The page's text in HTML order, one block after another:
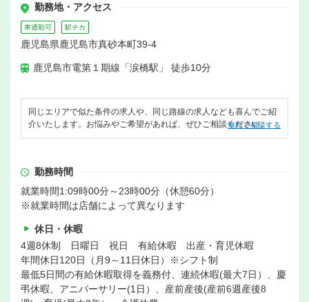
勤務地・アクセス
車通勤可 駅チカ
鹿児島県鹿児島市真砂本町39-4
鹿児島市電第１期線「涙橋駅」 徒歩10分
同じエリアで似た条件の求人や、同じ路線の求人なども喜んでご紹
介いたします。お悩みやご希望があれば、ぜひご相談ください。
無料で相談する
勤務時間
就業時間1:09時00分～23時00分（休憩60分）
※就業時間は店舗によって異なります
休日・休暇
4週8休制 日曜日 祝日 有給休暇 出産・育児休暇
年間休日120日（月9～11日休日）※シフト制
最低5日間の有給休暇取得を義務付、連続休暇(最大7日）、慶
弔休暇、アニバーサリー(1日）、産前産後(産前6週産後8